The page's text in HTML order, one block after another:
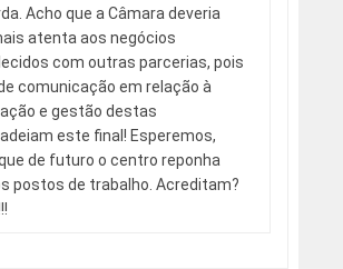
Acho que a Câmara deveria
atenta aos negócios
com outras parcerias, pois
comunicação em relação à
e gestão destas
este final! Esperemos,
de futuro o centro reponha
postos de trabalho. Acreditam?